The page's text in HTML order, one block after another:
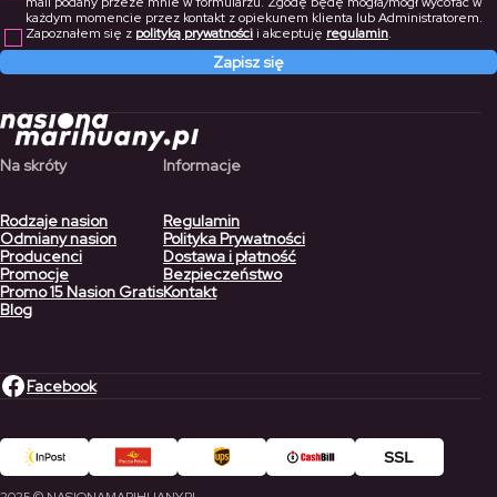
każdym momencie przez kontakt z opiekunem klienta lub Administratorem.
Zapoznałem się z polityką prywatnościi akceptuję regulamin.
Zapisz się
Na skróty
Rodzaje nasion
Odmiany nasion
Producenci
Promocje
Promo 15 Nasion Gratis
Blog
Informacje
Regulamin
Polityka Prywatności
Dostawa i płatność
Bezpieczeństwo
Kontakt
Facebook